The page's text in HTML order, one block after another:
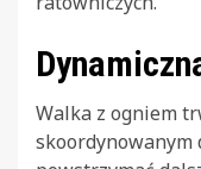
Walka z ogniem
skoordynowanym